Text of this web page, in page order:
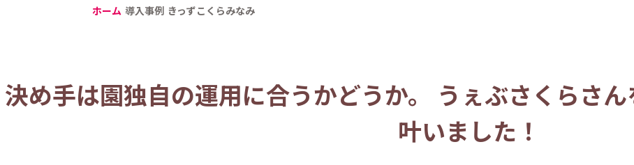
ホーム 導入事例 きっずこくらみなみ
決め手は園独自の運用に合うかどうか。 うぇぶさくらさ
叶いました！